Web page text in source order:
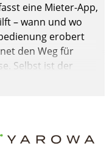
eine Mieter-App,
– wann und wo
erobert
den Weg für
Selbst ist der